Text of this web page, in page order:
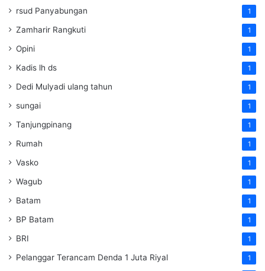
rsud Panyabungan 1
Zamharir Rangkuti 1
Opini 1
Kadis lh ds 1
Dedi Mulyadi ulang tahun 1
sungai 1
Tanjungpinang 1
Rumah 1
Vasko 1
Wagub 1
Batam 1
BP Batam 1
BRI 1
Pelanggar Terancam Denda 1 Juta Riyal 1